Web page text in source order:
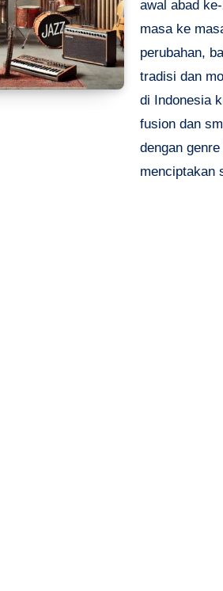
awal abad
masa ke
perubahan,
tradisi dan
di Indonesia
fusion dan
dengan
menciptakan